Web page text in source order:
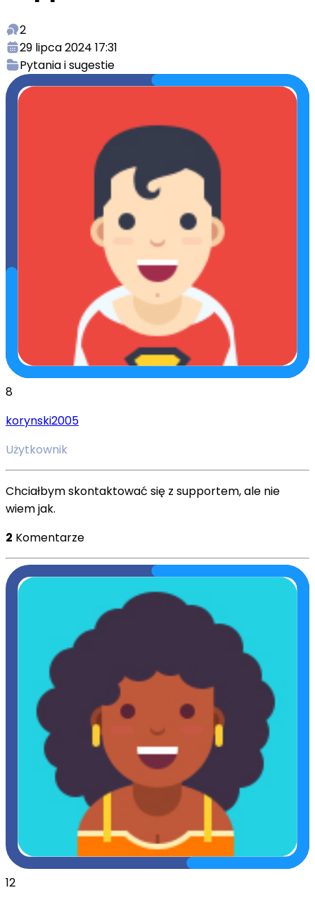
2
29 lipca 2024 17:31
Pytania i sugestie
8
korynski2005
Użytkownik
Chciałbym skontaktować się z supportem, ale nie
wiem jak.
2 Komentarze
12